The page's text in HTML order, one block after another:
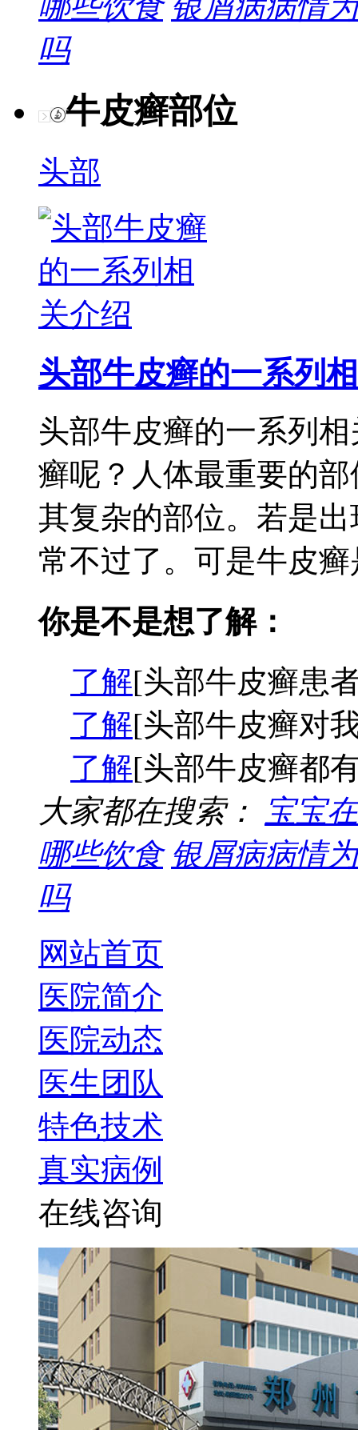
哪些饮食 银屑病病情
吗
牛皮癣部位
头部
头部牛皮癣的一系列相
头部牛皮癣的一系列
癣呢？人体最重要的
其复杂的部位。若是
常不过了。可是牛皮
你是不是想了解：
了解[头部牛皮癣患
了解[头部牛皮癣对
了解[头部牛皮癣都
大家都在搜索：
宝宝
哪些饮食 银屑病病情
吗
网站首页
医院简介
医院动态
医生团队
特色技术
真实病例
在线咨询